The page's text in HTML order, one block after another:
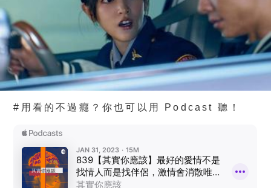
#用看的不過癮？你也可以用 Podcast 聽！